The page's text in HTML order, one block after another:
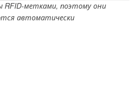
метками, поэтому они
автоматически